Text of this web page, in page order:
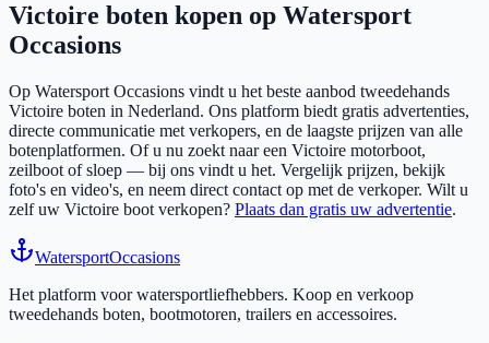
Victoire boten kopen op Watersport
Occasions
Op Watersport Occasions vindt u het beste aanbod tweedehands
Victoire boten in Nederland. Ons platform biedt gratis advertenties,
directe communicatie met verkopers, en de laagste prijzen van alle
botenplatformen. Of u nu zoekt naar een Victoire motorboot,
zeilboot of sloep — bij ons vindt u het. Vergelijk prijzen, bekijk
foto's en video's, en neem direct contact op met de verkoper. Wilt u
zelf uw Victoire boot verkopen? Plaats dan gratis uw advertentie.
WatersportOccasions
Het platform voor watersportliefhebbers. Koop en verkoop
tweedehands boten, bootmotoren, trailers en accessoires.